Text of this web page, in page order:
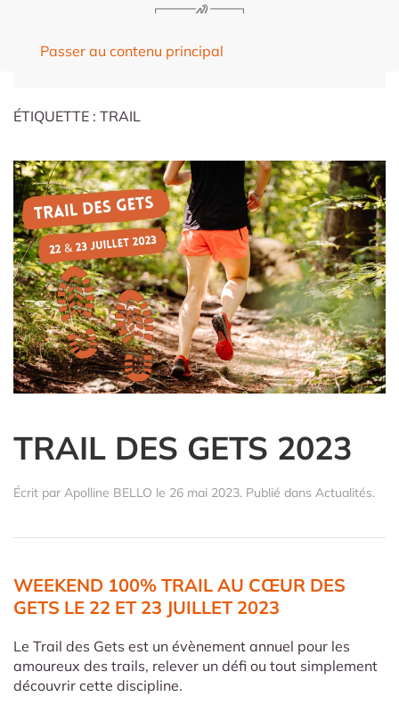
Passer au contenu principal
ÉTIQUETTE : TRAIL
TRAIL DES GETS 2023
Écrit par Apolline BELLO le 26 mai 2023. Publié dans Actualités.
WEEKEND 100% TRAIL AU CŒUR DES
GETS LE 22 ET 23 JUILLET 2023
Le Trail des Gets est un évènement annuel pour les
amoureux des trails, relever un défi ou tout simplement
découvrir cette discipline.